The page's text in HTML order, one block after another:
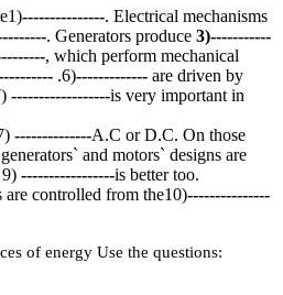
---------------. Electrical mechanisms
. Generators produce 3)-----------
, which perform mechanical
.6)------------- are driven by
------------------is very important in
--------------A.C or D.C. On those
and motors` designs are
-----------------is better too.
controlled from the10)---------------
of energy Use the questions: